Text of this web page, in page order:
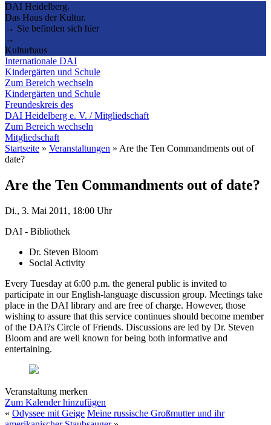
DAI Heidelberg.
Das Haus der Kultur.
→ Sie befinden sich hier
→
Kulturhaus
Internationale DAI
Kindergärten und Schule
Zum Bereich wechseln
Kindergärten und Schule
Freundeskreis des
DAI Heidelberg e. V. / Mitgliedschaft
Zum Bereich wechseln
Mitgliedschaft
Startseite » Veranstaltungen » Are the Ten Commandments out of
date?
Are the Ten Commandments out of date?
Di., 3. Mai 2011, 18:00 Uhr
DAI - Bibliothek
Dr. Steven Bloom
Social Activity
Every Tuesday at 6:00 p.m. the general public is invited to
participate in our English-language discussion group. Meetings take
place in the DAI library and are free of charge. However, those
wishing to assure that this service continues should become member
of the DAI?s Circle of Friends. Discussions are led by Dr. Steven
Bloom and are well known for being both informative and
entertaining.
Veranstaltung merken
Zum Kalender hinzufügen
« Odyssee mit Geige Meine russische Großmutter und ihr